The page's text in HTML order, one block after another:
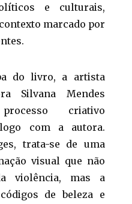
e culturais,
marcado por
do livro, a artista
Silvana Mendes
criativo
com a autora.
trata-se de uma
visual que não
violência, mas a
de beleza e